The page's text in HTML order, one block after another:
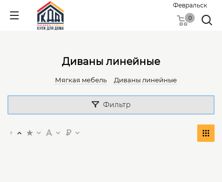
Февральск
0
Диваны линейные
Мягкая мебель Диваны линейные
Фильтр